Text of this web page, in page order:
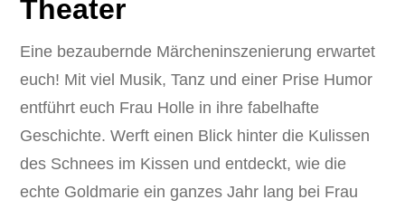
Theater
Eine bezaubernde Märcheninszenierung erwartet
euch! Mit viel Musik, Tanz und einer Prise Humor
entführt euch Frau Holle in ihre fabelhafte
Geschichte. Werft einen Blick hinter die Kulissen
des Schnees im Kissen und entdeckt, wie die
echte Goldmarie ein ganzes Jahr lang bei Frau